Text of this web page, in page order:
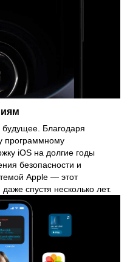
будущее. Благодаря
программному
iOS на долгие годы
безопасности и
Apple — этот
спустя несколько лет.